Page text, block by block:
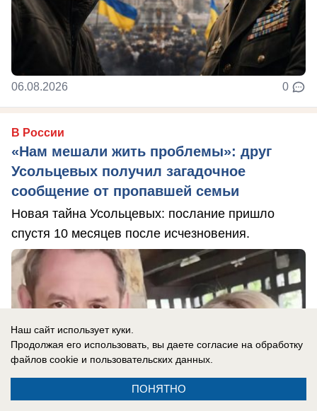
06.08.2026 0
В России
«Нам мешали жить проблемы»: друг
Усольцевых получил загадочное
сообщение от пропавшей семьи
Новая тайна Усольцевых: послание пришло
спустя 10 месяцев после исчезновения.
Наш сайт использует куки.
Продолжая его использовать, вы даете согласие на обработку
файлов cookie и пользовательских данных.
ПОНЯТНО